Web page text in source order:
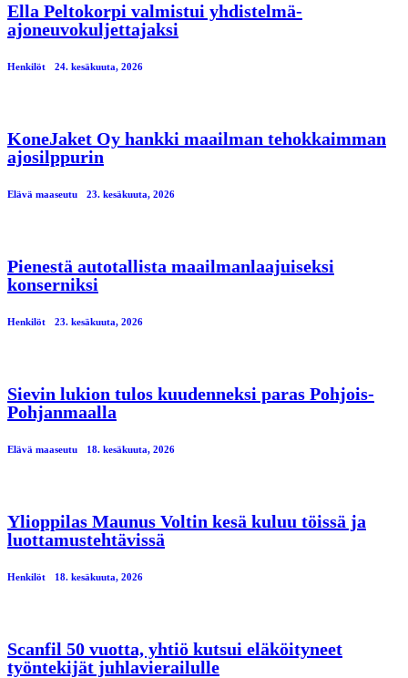
Ella Peltokorpi valmistui yhdistelmä-
ajoneuvokuljettajaksi
Henkilöt 24. kesäkuuta, 2026
KoneJaket Oy hankki maailman tehokkaimman
ajosilppurin
Elävä maaseutu 23. kesäkuuta, 2026
Pienestä autotallista maailmanlaajuiseksi
konserniksi
Henkilöt 23. kesäkuuta, 2026
Sievin lukion tulos kuudenneksi paras Pohjois-
Pohjanmaalla
Elävä maaseutu 18. kesäkuuta, 2026
Ylioppilas Maunus Voltin kesä kuluu töissä ja
luottamustehtävissä
Henkilöt 18. kesäkuuta, 2026
Scanfil 50 vuotta, yhtiö kutsui eläköityneet
työntekijät juhlavierailulle